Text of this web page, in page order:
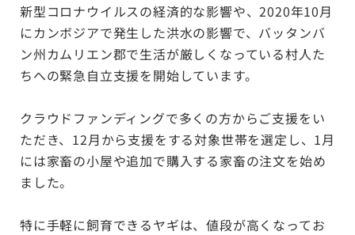
新型コロナウイルスの経済的な影響や、2020年10月
にカンボジアで発生した洪水の影響で、バッタンバ
ン州カムリエン郡で生活が厳しくなっている村人た
ちへの緊急自立支援を開始しています。
クラウドファンディングで多くの方からご支援をい
ただき、12月から支援をする対象世帯を選定し、 1月
には家畜の小屋や追加で購入する家畜の注文を始め
ました。
特に手軽に飼育できるヤギは、値段が高くなってお